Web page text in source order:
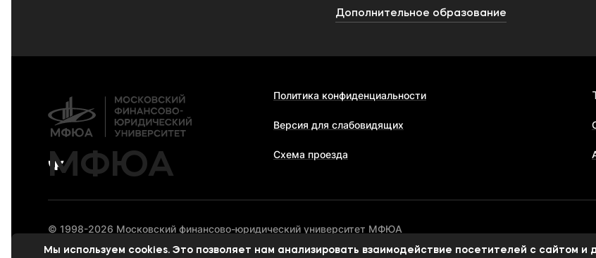
Дополнительное образование
МФЮА
Политика конфиденциальности
Версия для слабовидящих
Схема проезда
© 1998-2026 Московский финансово-юридический университет МФЮА
Мы используем cookies. Это позволяет нам анализировать взаимодействие посетителей с сайтом и